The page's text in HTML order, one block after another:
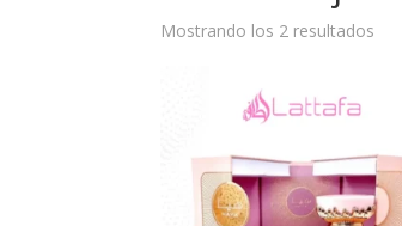
Mostrando los 2 resultados